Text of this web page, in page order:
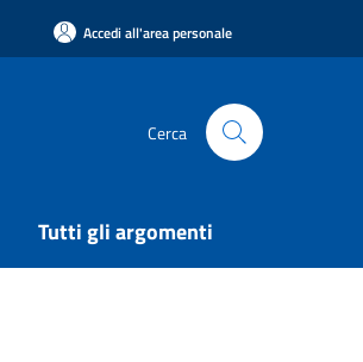
Accedi all'area personale
Cerca
Tutti gli argomenti